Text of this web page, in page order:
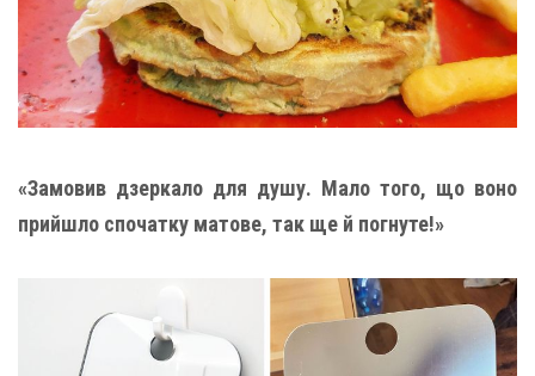
«Замовив дзеркало для душу. Мало того, що воно
прийшло спочатку матове, так ще й погнуте!»